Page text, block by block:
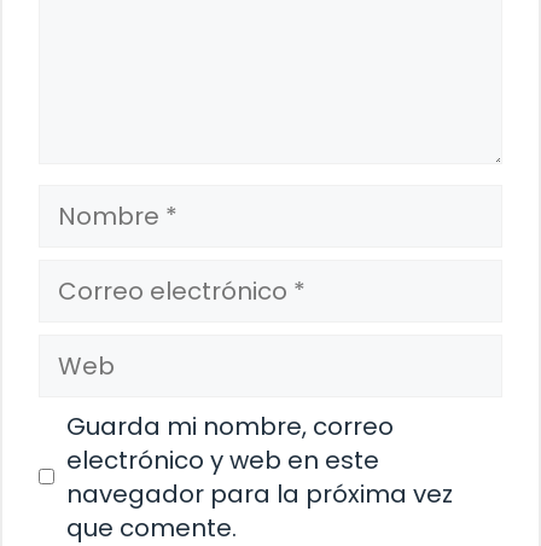
Nombre
Correo
electrónico
Web
Guarda mi nombre, correo
electrónico y web en este
navegador para la próxima vez
que comente.